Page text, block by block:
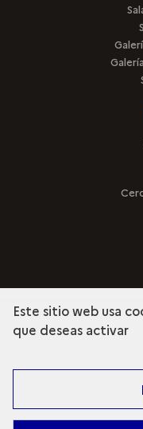
Descubra la
Este sitio web usa
que deseas activar